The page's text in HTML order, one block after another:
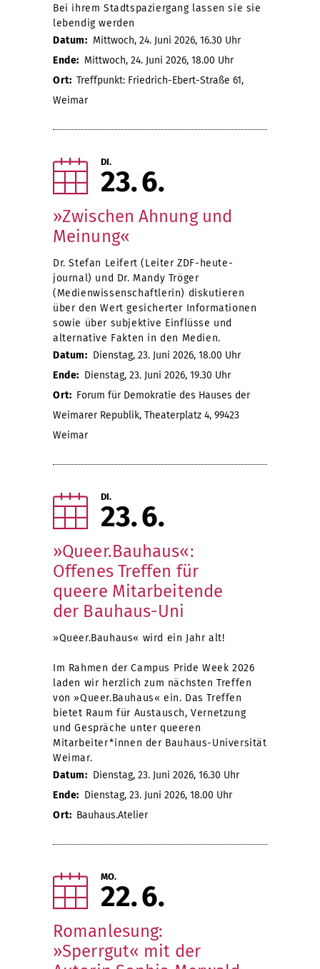
Bei ihrem Stadtspaziergang lassen sie sie
lebendig werden
Datum: Mittwoch, 24. Juni 2026, 16.30 Uhr
Ende: Mittwoch, 24. Juni 2026, 18.00 Uhr
Ort: Treffpunkt: Friedrich-Ebert-Straße 61,
Weimar
DI.
23 6
»Zwischen Ahnung und
Meinung«
Dr. Stefan Leifert (Leiter ZDF-heute-
journal) und Dr. Mandy Tröger
(Medienwissenschaftlerin) diskutieren
über den Wert gesicherter Informationen
sowie über subjektive Einflüsse und
alternative Fakten in den Medien.
Datum: Dienstag, 23. Juni 2026, 18.00 Uhr
Ende: Dienstag, 23. Juni 2026, 19.30 Uhr
Ort: Forum für Demokratie des Hauses der
Weimarer Republik, Theaterplatz 4, 99423
Weimar
DI.
23 6
»Queer.Bauhaus«:
Offenes Treffen für
queere Mitarbeitende
der Bauhaus-Uni
»Queer.Bauhaus« wird ein Jahr alt!
Im Rahmen der Campus Pride Week 2026
laden wir herzlich zum nächsten Treffen
von »Queer.Bauhaus« ein. Das Treffen
bietet Raum für Austausch, Vernetzung
und Gespräche unter queeren
Mitarbeiter*innen der Bauhaus-Universität
Weimar.
Datum: Dienstag, 23. Juni 2026, 16.30 Uhr
Ende: Dienstag, 23. Juni 2026, 18.00 Uhr
Ort: Bauhaus.Atelier
MO.
22 6
Romanlesung:
»Sperrgut« mit der